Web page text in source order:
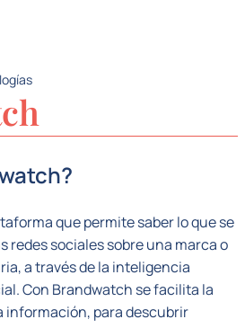
que permite saber lo que se
redes sociales sobre una marca o
a través de la inteligencia
Con Brandwatch se facilita la
información, para descubrir